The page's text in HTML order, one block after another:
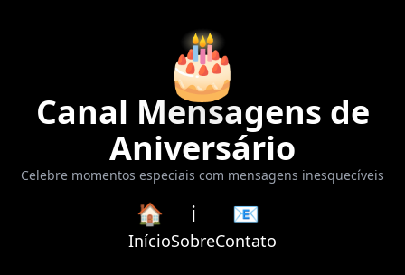
🎂
Canal Mensagens de
Aniversário
Celebre momentos especiais com mensagens inesquecíveis
🏠
Início
ℹ️
Sobre
📧
Contato